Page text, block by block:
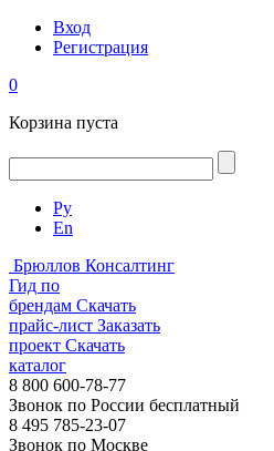
Вход
Регистрация
0
Корзина пуста
Ру
En
Брюллов Консалтинг
Гид по
брендам Скачать
прайс-лист Заказать
проект Скачать
каталог
8 800 600-78-77
Звонок по России бесплатный
8 495 785-23-07
Звонок по Москве